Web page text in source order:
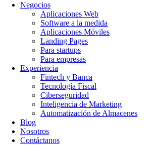
Negocios
Aplicaciones Web
Software a la medida
Aplicaciones Móviles
Landing Pages
Para startups
Para empresas
Experiencia
Fintech y Banca
Tecnología Fiscal
Ciberseguridad
Inteligencia de Marketing
Automatización de Almacenes
Blog
Nosotros
Contáctanos